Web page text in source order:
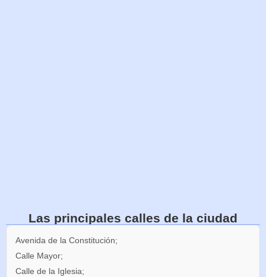
Las principales calles de la ciudad
Avenida de la Constitución;
Calle Mayor;
Calle de la Iglesia;